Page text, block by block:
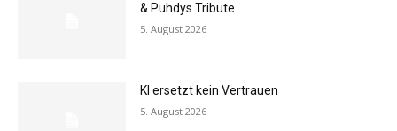
& Puhdys Tribute
5. August 2026
KI ersetzt kein Vertrauen
5. August 2026